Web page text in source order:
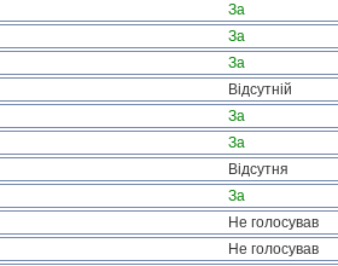
За
За
За
Відсутній
За
За
Відсутня
За
Не голосував
Не голосував